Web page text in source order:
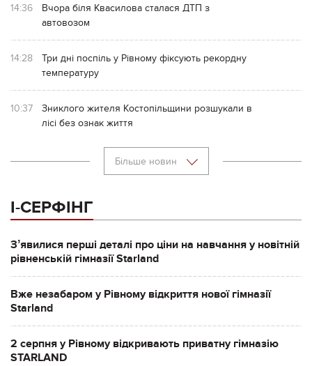
14:36
Вчора біля Квасилова сталася ДТП з
автовозом
14:28
Три дні поспіль у Рівному фіксують рекордну
температуру
10:37
Зниклого жителя Костопільщини розшукали в
лісі без ознак життя
Більше новин
І-СЕРФІНГ
Зʼявилися перші деталі про ціни на навчання у новітній
рівненській гімназії Starland
Вже незабаром у Рівному відкриття нової гімназії
Starland
2 серпня у Рівному відкривають приватну гімназію
STARLAND